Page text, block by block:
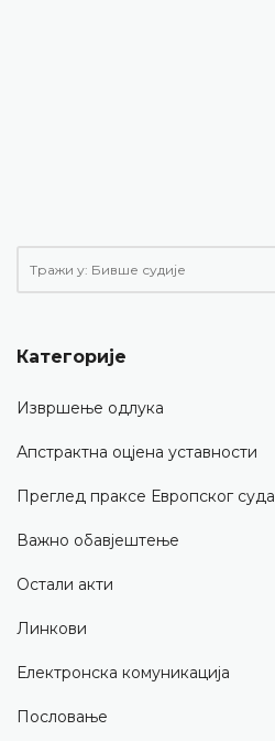
Категорије
Извршење одлука
Апстрактна оцјена уставности
Преглед праксе Европског суда
Важно обавјештење
Остали акти
Линкови
Електронска комуникација
Пословање